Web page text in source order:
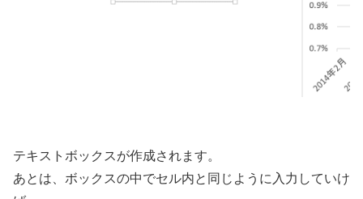
テキストボックスが作成されます。
あとは、ボックスの中でセル内と同じように入力していけ